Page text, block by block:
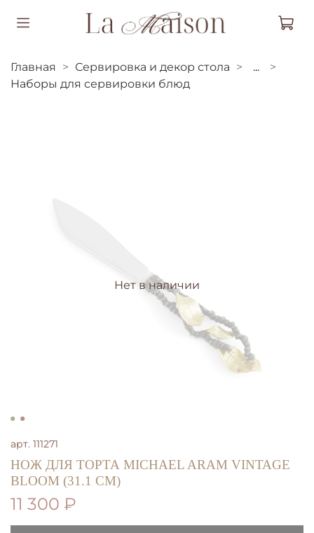
Главная Сервировка и декор стола
...
Наборы для сервировки блюд
Нет в наличии
арт. 111271
НОЖ ДЛЯ ТОРТА MICHAEL ARAM VINTAGE
BLOOM (31.1 СМ)
11 300 ₽